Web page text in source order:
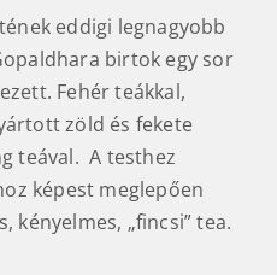
eddigi legnagyobb
birtok egy sor
Fehér teákkal,
zöld és fekete
teával. A testhez
képest meglepően
kényelmes, „fincsi” tea.